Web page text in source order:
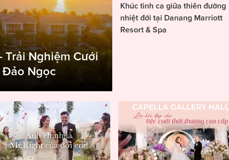
Trải Nghiệm Cưới
Đảo Ngọc
Khúc tình ca giữa thiên đường
nhiệt đới tại Danang Marriott
Resort & Spa